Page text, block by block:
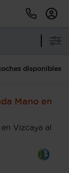
disponibles
Mano en
Vizcaya al